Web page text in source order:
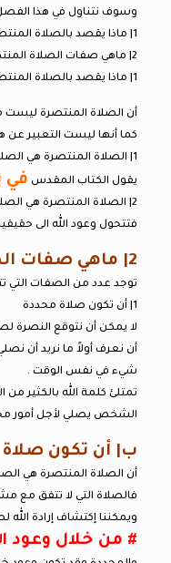
وسوف نتناول في هذا الفصل
1| ماذا يقصد بالصلاة المنتصرة
2| ماهي صفات الصلاة المنتصرة
1| ماذا يقصد بالصلاة المنتصرة ؟
أن الصلاة المنتصرة
كما أنها ليست التعبير عن
1| الصلاة المنتصرة هي الصلاة التي يجعلها الله قوية ومؤثرة .
يقول الكتاب المقدس في
2| الصلاة المنتصرة هي الصلاة التي تحقق البركات التي طلبناها من الله
فتتحول وعود الله الى
2| ماهي صفات الصلاة المنتصرة ؟
توجد عدد من الصفات التي
1| أن تكون صلاة محددة
لا يمكن أن نتوقع النصرة
أن نعرف أولاً ما نريد أن
شيء في نفس الوقت .
تمتلئ كلمة الله بالكثير
الشخص يصلي لأجل أمور
ب| أن تكون
أن الصلاة المنتصرة هي
فالصلاة التي لا تتفق مع
ويمكننا إكتشاف إرادة الله
# من خلال وعود